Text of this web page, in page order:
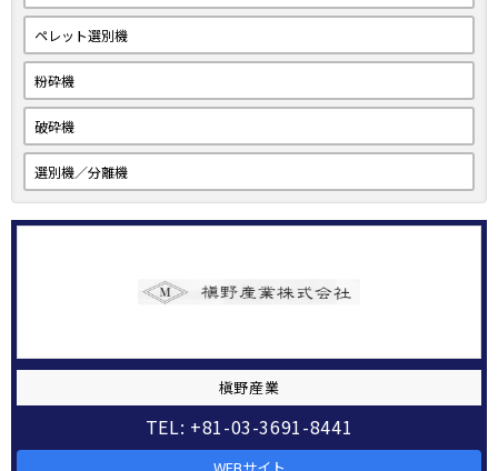
ペレット選別機
粉砕機
破砕機
選別機／分離機
槇野産業
TEL: +81-03-3691-8441